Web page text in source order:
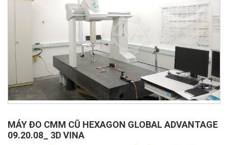
MÁY ĐO CMM CŨ HEXAGON GLOBAL ADVANTAGE
09.20.08_ 3D VINA